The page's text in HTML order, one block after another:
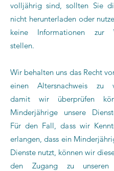
volljährig sind, sollten Sie
nicht herunterladen oder
keine Informationen zur
stellen.
Wir behalten uns das Recht
einen Altersnachweis zu
damit wir überprüfen
Minderjährige unsere
Für den Fall, dass wir
erlangen, dass ein
Dienste nutzt, können wir
den Zugang zu unseren